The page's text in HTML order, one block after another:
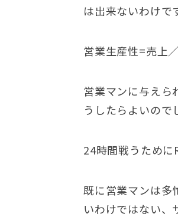
は出来ないわけで
営業生産性=売上
営業マンに与えら
うしたらよいので
24時間戦うため
既に営業マンは多
いわけではない、